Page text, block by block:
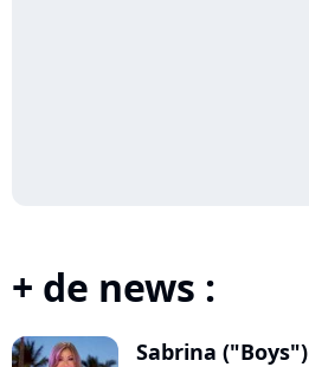
+ de news :
Sabrina